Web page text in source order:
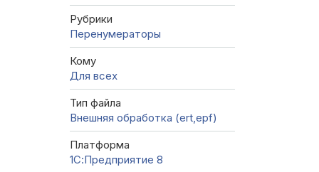
Рубрики
Перенумераторы
Кому
Для всех
Тип файла
Внешняя обработка (ert,epf)
Платформа
1С:Предприятие 8